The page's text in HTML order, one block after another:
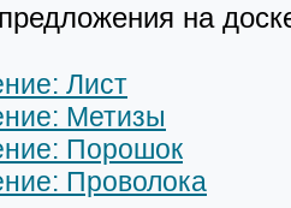
на
Лист
Метизы
Порошок
Проволока